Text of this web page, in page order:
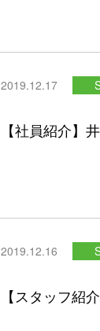
2019.12.17
【社員紹介】
2019.12.16
【スタッフ紹